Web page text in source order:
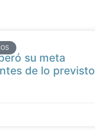
su meta
de lo previsto